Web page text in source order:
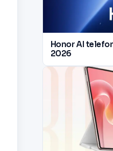
Honor AI
2026